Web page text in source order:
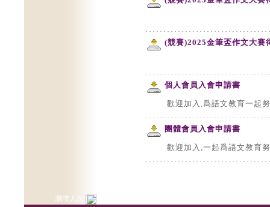
(競賽)2025金筆盃作文大賽
個人會員入會申請書
歡迎加入,爲語文教育一起
團體會員入會申請書
歡迎加入,一起爲語文教育
瀏灠人次: